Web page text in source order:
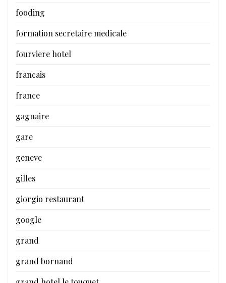
fooding
formation secretaire medicale
fourviere hotel
francais
france
gagnaire
gare
geneve
gilles
giorgio restaurant
google
grand
grand bornand